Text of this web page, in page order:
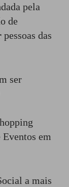
pela
de
pessoas das
ser
em
a mais